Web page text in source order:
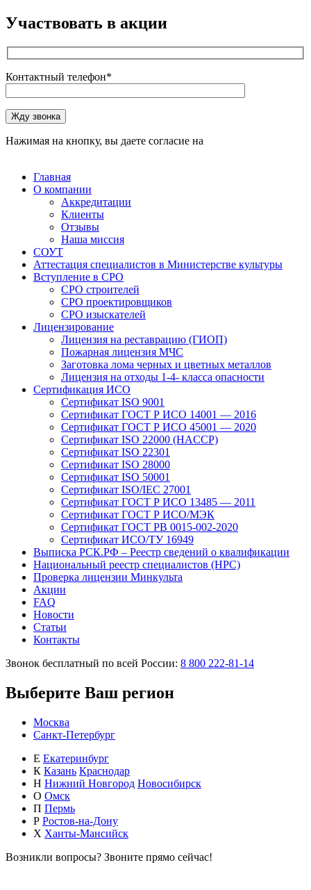
Участвовать в акции
Контактный телефон*
Оставьте это поле пустым.
Жду звонка
Нажимая на кнопку, вы даете согласие на
Главная
О компании
Аккредитации
Клиенты
Отзывы
Наша миссия
СОУТ
Аттестация специалистов в Министерстве культуры
Вступление в СРО
СРО строителей
СРО проектировщиков
СРО изыскателей
Лицензирование
Лицензия на реставрацию (ГИОП)
Пожарная лицензия МЧС
Заготовка лома черных и цветных металлов
Лицензия на отходы 1-4- класса опасности
Сертификация ИСО
Сертификат ISO 9001
Сертификат ГОСТ Р ИСО 14001 — 2016
Сертификат ГОСТ Р ИСО 45001 — 2020
Сертификат ISO 22000 (HACCP)
Сертификат ISO 22301
Сертификат ISO 28000
Сертификат ISO 50001
Сертификат ISO/IEC 27001
Сертификат ГОСТ Р ИСО 13485 — 2011
Сертификат ГОСТ Р ИСО/МЭК
Сертификат ГОСТ РВ 0015-002-2020
Сертификат ИСО/ТУ 16949
Выписка РСК.РФ – Реестр сведений о квалификации
Национальный реестр специалистов (НРС)
Проверка лицензии Минкульта
Акции
FAQ
Новости
Статьи
Контакты
Звонок бесплатный по всей России: 8 800 222-81-14
Выберите Ваш регион
Москва
Санкт-Петербург
Е Екатеринбург
К Казань Краснодар
Н Нижний Новгород Новосибирск
О Омск
П Пермь
Р Ростов-на-Дону
Х Ханты-Мансийск
Возникли вопросы? Звоните прямо сейчас!